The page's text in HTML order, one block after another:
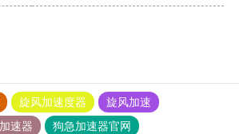
旋风加速度器
旋风加速
速器
狗急加速器官网